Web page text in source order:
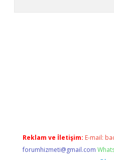
Reklam ve İletişim: E-mail:
forumhizmeti@gmail.com